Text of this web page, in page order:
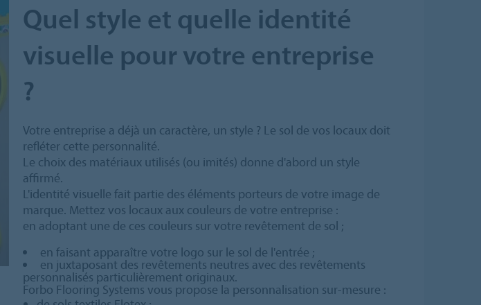
Quel style et quelle identité
visuelle pour votre entreprise
?
Votre entreprise a déjà un caractère, un style ? Le sol de vos locaux doit
refléter cette personnalité.
Le choix des matériaux utilisés (ou imités) donne d'abord un style
affirmé.
L'identité visuelle fait partie des éléments porteurs de votre image de
marque. Mettez vos locaux aux couleurs de votre entreprise :
en adoptant une de ces couleurs sur votre revêtement de sol ;
en faisant apparaître votre logo sur le sol de l'entrée ;
en juxtaposant des revêtements neutres avec des revêtements
personnalisés particulièrement originaux.
Forbo Flooring Systems vous propose la personnalisation sur-mesure :